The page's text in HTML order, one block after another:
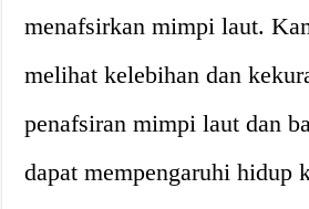
menafsirkan mimpi laut.
melihat kelebihan dan
penafsiran mimpi laut dan
dapat mempengaruhi hidup